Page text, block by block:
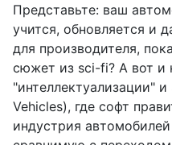
Представьте: ваш
учится, обновляется и
для производителя,
сюжет из sci-fi? А вот и
"интеллектуализации"
Vehicles), где софт
индустрия